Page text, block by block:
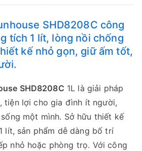
SHD8208C công
tích 1 lít, lòng nồi chống
kế nhỏ gọn, giữ ấm tốt,
SHD8208C 1L là giải pháp
tiện lợi cho gia đình ít người,
một mình. Sở hữu thiết kế
lít, sản phẩm dễ dàng bố trí
nhỏ hoặc phòng trọ. Với công